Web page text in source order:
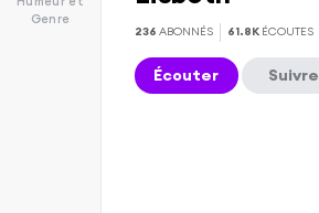
Genre
236 ABONNÉS 61.8K ÉCOUTES
Écouter Suivre